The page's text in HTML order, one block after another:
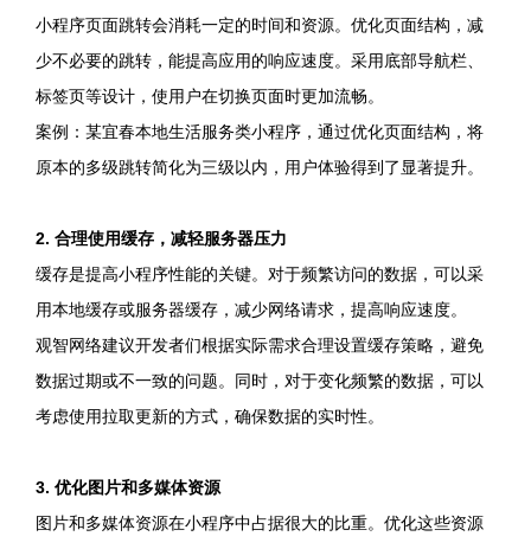
小程序页面跳转会消耗一定的时间和资源。优化页面结构，减
少不必要的跳转，能提高应用的响应速度。采用底部导航栏、
标签页等设计，使用户在切换页面时更加流畅。
案例：某宜春本地生活服务类小程序，通过优化页面结构，将
原本的多级跳转简化为三级以内，用户体验得到了显著提升。
2. 合理使用缓存，减轻服务器压力
缓存是提高小程序性能的关键。对于频繁访问的数据，可以采
用本地缓存或服务器缓存，减少网络请求，提高响应速度。
观智网络建议开发者们根据实际需求合理设置缓存策略，避免
数据过期或不一致的问题。同时，对于变化频繁的数据，可以
考虑使用拉取更新的方式，确保数据的实时性。
3. 优化图片和多媒体资源
图片和多媒体资源在小程序中占据很大的比重。优化这些资源